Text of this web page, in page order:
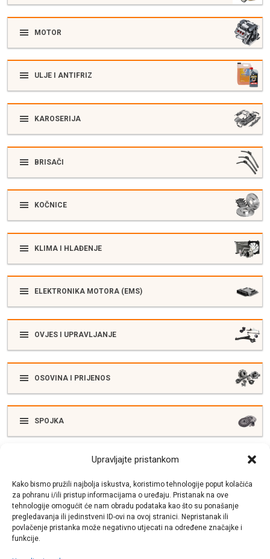
Upravljajte pristankom
Kako bismo pružili najbolja iskustva, koristimo tehnologije poput kolačića
za pohranu i/ili pristup informacijama o uređaju. Pristanak na ove
tehnologije omogućit će nam obradu podataka kao što su ponašanje
pregledavanja ili jedinstveni ID-ovi na ovoj stranici. Nepristanak ili
povlačenje pristanka može negativno utjecati na određene značajke i
funkcije.
MOTOR
ULJE I ANTIFRIZ
KAROSERIJA
BRISAČI
KOČNICE
KLIMA I HLAĐENJE
ELEKTRONIKA MOTORA (EMS)
OVJES I UPRAVLJANJE
OSOVINA I PRIJENOS
SPOJKA
SUSTAV ISPUŠNIH PLINOVA